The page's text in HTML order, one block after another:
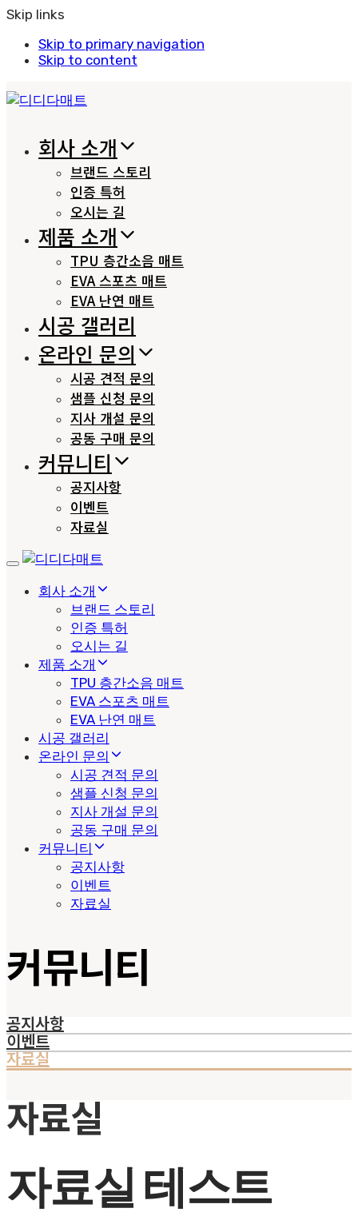
Skip links
Skip to primary navigation
Skip to content
회사 소개
브랜드 스토리
인증 특허
오시는 길
제품 소개
TPU 층간소음 매트
EVA 스포츠 매트
EVA 난연 매트
시공 갤러리
온라인 문의
시공 견적 문의
샘플 신청 문의
지사 개설 문의
공동 구매 문의
커뮤니티
공지사항
이벤트
자료실
Toggle
navigation
회사 소개
브랜드 스토리
인증 특허
오시는 길
제품 소개
TPU 층간소음 매트
EVA 스포츠 매트
EVA 난연 매트
시공 갤러리
온라인 문의
시공 견적 문의
샘플 신청 문의
지사 개설 문의
공동 구매 문의
커뮤니티
공지사항
이벤트
자료실
커뮤니티
공지사항
이벤트
자료실
자료실
자료실 테스트